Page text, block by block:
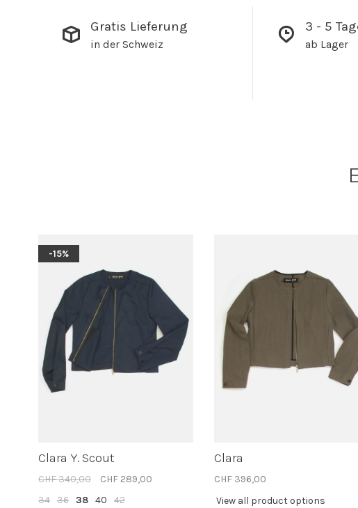
Gratis Lieferung
in der Schweiz
3 - 5
ab Lager
-15%
Clara Y. Scout
CHF 340,00
CHF 289,00
34 36 38 40 42
Clara
CHF 396,00
View all product options